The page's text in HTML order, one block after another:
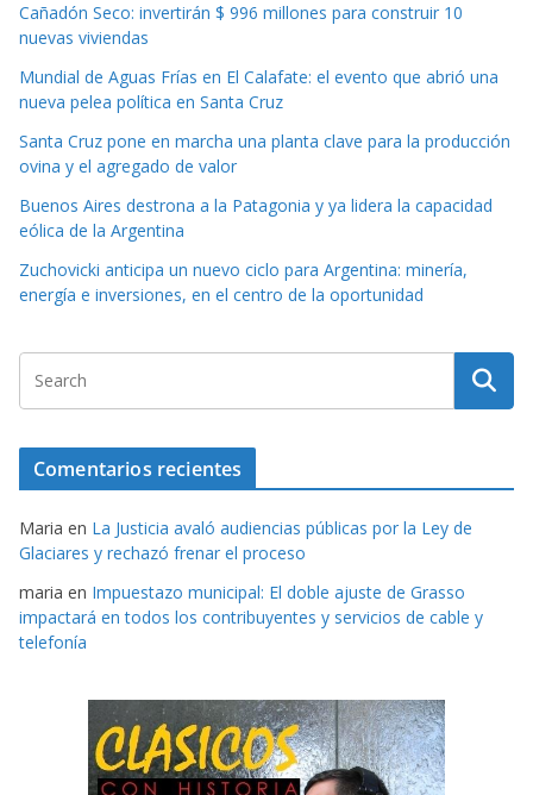
Cañadón Seco: invertirán $ 996 millones para construir 10
nuevas viviendas
Mundial de Aguas Frías en El Calafate: el evento que abrió una
nueva pelea política en Santa Cruz
Santa Cruz pone en marcha una planta clave para la producción
ovina y el agregado de valor
Buenos Aires destrona a la Patagonia y ya lidera la capacidad
eólica de la Argentina
Zuchovicki anticipa un nuevo ciclo para Argentina: minería,
energía e inversiones, en el centro de la oportunidad
Comentarios recientes
Maria en La Justicia avaló audiencias públicas por la Ley de
Glaciares y rechazó frenar el proceso
maria en Impuestazo municipal: El doble ajuste de Grasso
impactará en todos los contribuyentes y servicios de cable y
telefonía